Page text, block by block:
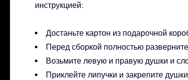
инструкцией:
Достаньте картон из подарочной
Перед сборкой полностью
Возьмите левую и правую душки и
Приклейте липучки и закрепите